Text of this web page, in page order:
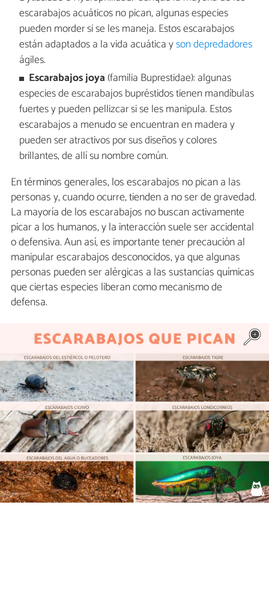
escarabajos acuáticos no pican, algunas especies
pueden morder si se les maneja. Estos escarabajos
están adaptados a la vida acuática yson depredadores
ágiles.
Escarabajos joya (familia Buprestidae): algunas
especies de escarabajos bupréstidos tienen mandíbulas
fuertes y pueden pellizcar si se les manipula. Estos
escarabajos a menudo se encuentran en madera y
pueden ser atractivos por sus diseños y colores
brillantes, de allí su nombre común.
En términos generales, los escarabajos no pican a las
personas y, cuando ocurre, tienden a no ser de gravedad.
La mayoría de los escarabajos no buscan activamente
picar a los humanos, y la interacción suele ser accidental
o defensiva. Aun así, es importante tener precaución al
manipular escarabajos desconocidos, ya que algunas
personas pueden ser alérgicas a las sustancias químicas
que ciertas especies liberan como mecanismo de
defensa.